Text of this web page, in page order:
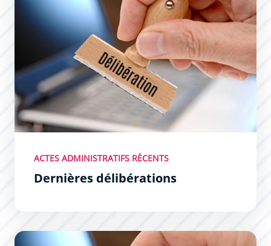
ACTES ADMINISTRATIFS RÉCENTS
Dernières délibérations
Dernières décisions du Maire